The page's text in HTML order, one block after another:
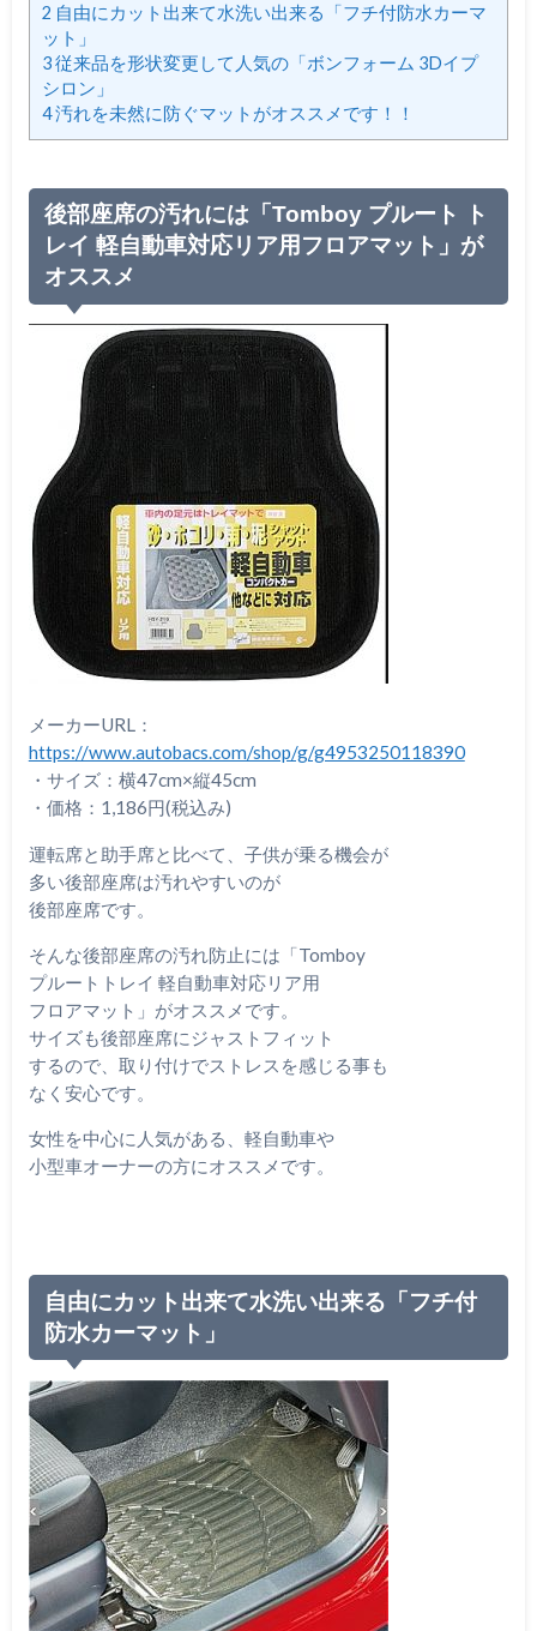
2 自由にカット出来て水洗い出来る「フチ付防水カーマ
ット」
3従来品を形状変更して人気の「ボンフォーム 3Dイプ
シロン」
4汚れを未然に防ぐマットがオススメです！！
後部座席の汚れには「Tomboy プルート ト
レイ 軽自動車対応リア用フロアマット」が
オススメ
メーカーURL：
https://www.autobacs.com/shop/g/g4953250118390
・サイズ：横47cm×縦45cm
・価格：1,186円(税込み)
運転席と助手席と比べて、子供が乗る機会が
多い後部座席は汚れやすいのが
後部座席です。
そんな後部座席の汚れ防止には「Tomboy
プルートトレイ 軽自動車対応リア用
フロアマット」がオススメです。
サイズも後部座席にジャストフィット
するので、取り付けでストレスを感じる事も
なく安心です。
女性を中心に人気がある、軽自動車や
小型車オーナーの方にオススメです。
自由にカット出来て水洗い出来る「フチ付
防水カーマット」